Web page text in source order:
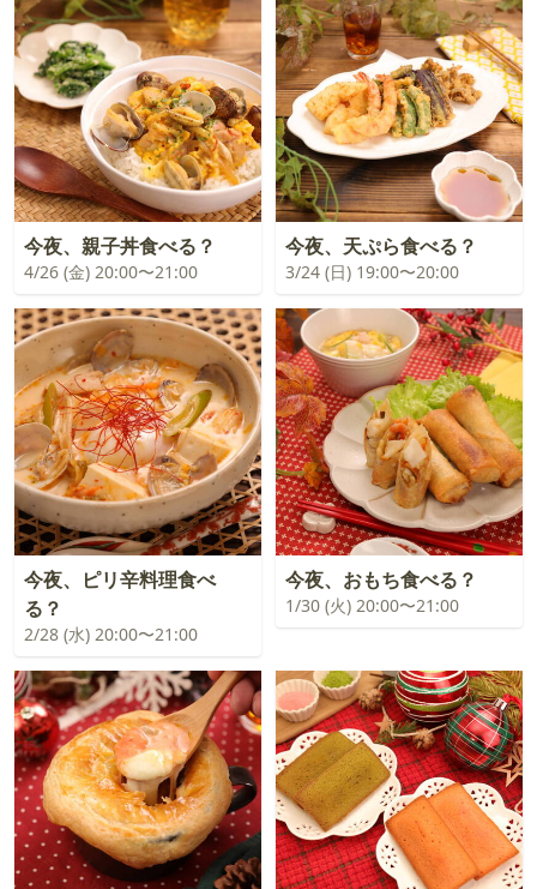
今夜、親子丼食べる？
4/26 (金) 20:00〜21:00
今夜、天ぷら食べる？
3/24 (日) 19:00〜20:00
今夜、ピリ辛料理食べ
る？
2/28 (水) 20:00〜21:00
今夜、おもち食べる？
1/30 (火) 20:00〜21:00